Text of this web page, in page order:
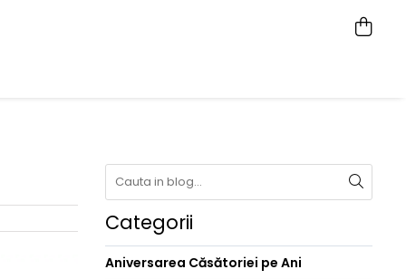
Categorii
Aniversarea Căsătoriei pe Ani